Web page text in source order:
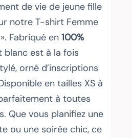
de vie de jeune fille
notre T-shirt Femme
Fabriqué en 100%
blanc est à la fois
orné d’inscriptions
en tailles XS à
à toutes
Que vous planifiez une
ou une soirée chic, ce